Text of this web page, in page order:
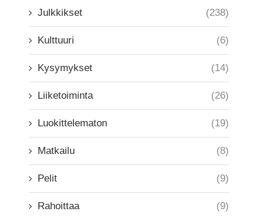
Julkkikset (238)
Kulttuuri (6)
Kysymykset (14)
Liiketoiminta (26)
Luokittelematon (19)
Matkailu (8)
Pelit (9)
Rahoittaa (9)